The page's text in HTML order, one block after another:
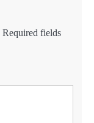
Required fields